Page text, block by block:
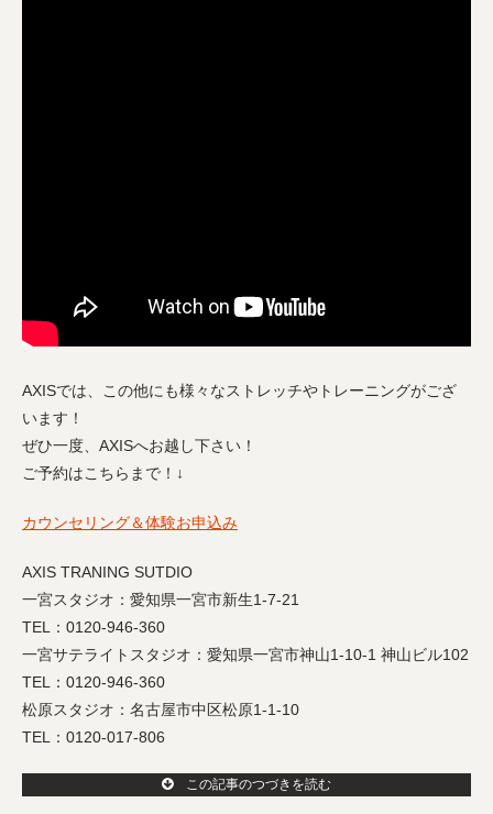
AXISでは、この他にも様々なストレッチやトレーニングがござ
います！
ぜひ一度、AXISへお越し下さい！
ご予約はこちらまで！↓
カウンセリング＆体験お申込み
AXIS TRANING SUTDIO
一宮スタジオ：愛知県一宮市新生1-7-21
TEL：0120-946-360
一宮サテライトスタジオ：愛知県一宮市神山1-10-1 神山ビル102
TEL：0120-946-360
松原スタジオ：名古屋市中区松原1-1-10
TEL：0120-017-806
この記事のつづきを読む